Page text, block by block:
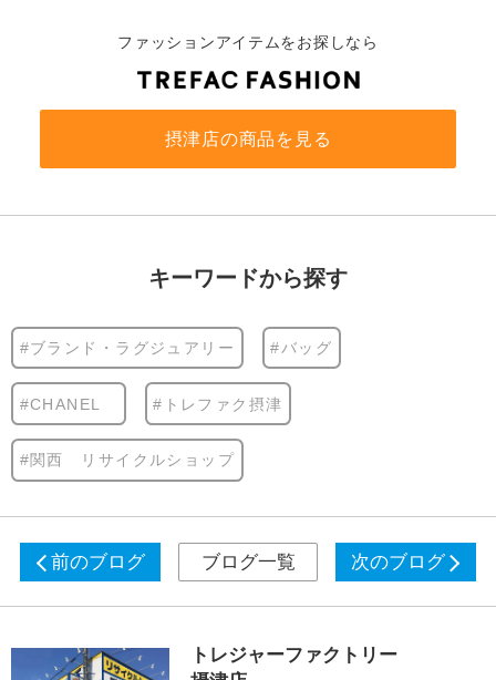
ファッションアイテムをお探しなら
摂津店の商品を見る
キーワードから探す
#ブランド・ラグジュアリー #バッグ
#CHANEL #トレファク摂津
#関西 リサイクルショップ
前のブログ ブログ一覧 次のブログ
トレジャーファクトリー